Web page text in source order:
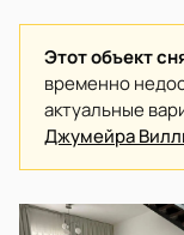
Этот объект
временно
актуальные
Джумейра
В АРЕНДУ